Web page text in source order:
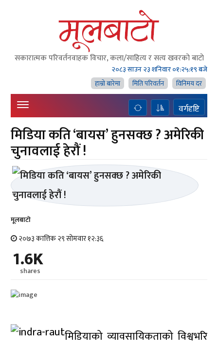
सकारात्मक परिवर्तनवाहक विचार, कला/साहित्य र सत्य खवरको बाटाे
२०८३ साउन २३ शनिवार०१:२५:२० बजे
हाम्राे बारेमा
मिति परिवर्तन विनिमय दर
वर्गदृष्टि
मिडिया कति ‘बायस’ हुनसक्छ ? अमेरिकी
चुनावलाई हेरौं !
मूलबाटाे
२०७३ कात्तिक २९ सोमवार १२:३६
1.6K
shares
मिडियाको व्यावसायिकताको विश्वभरि